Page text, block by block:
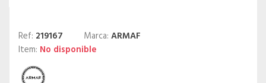
Ref: 219167 Marca: ARMAF
Item: No disponible